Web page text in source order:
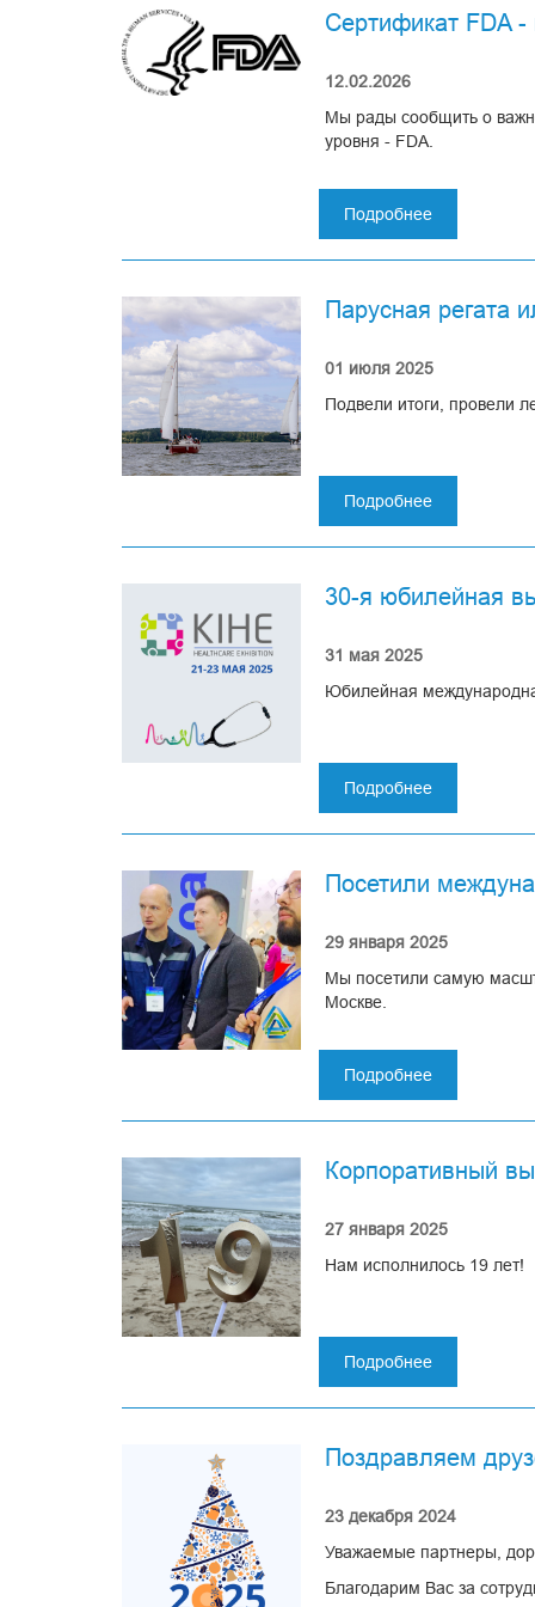
Сертификат FDA
12.02.2026
Мы рады сообщить о
уровня - FDA.
Сертификат FDA
гарантии
Подробнее
Сертификат
FDA
наш!
Парусная регата
01 июля 2025
Подвели итоги, провели
Подробнее
Парусная
регата
как
компании
30-я юбилейная
31 мая 2025
Юбилейная
Подробнее
30-
я
выставка
Казахстане
Посетили
29 января 2025
Мы посетили самую
Москве.
Рупластика – это
поставщиками по всей
Экспозиции
переработки и
Подробнее
Посетили
выставку
2025
Корпоративный
27 января 2025
Нам исполнилось 19 лет!
Подробнее
выезд
честь
рождения
Поздравляем
23 декабря 2024
Уважаемые партнеры,
Благодарим Вас за